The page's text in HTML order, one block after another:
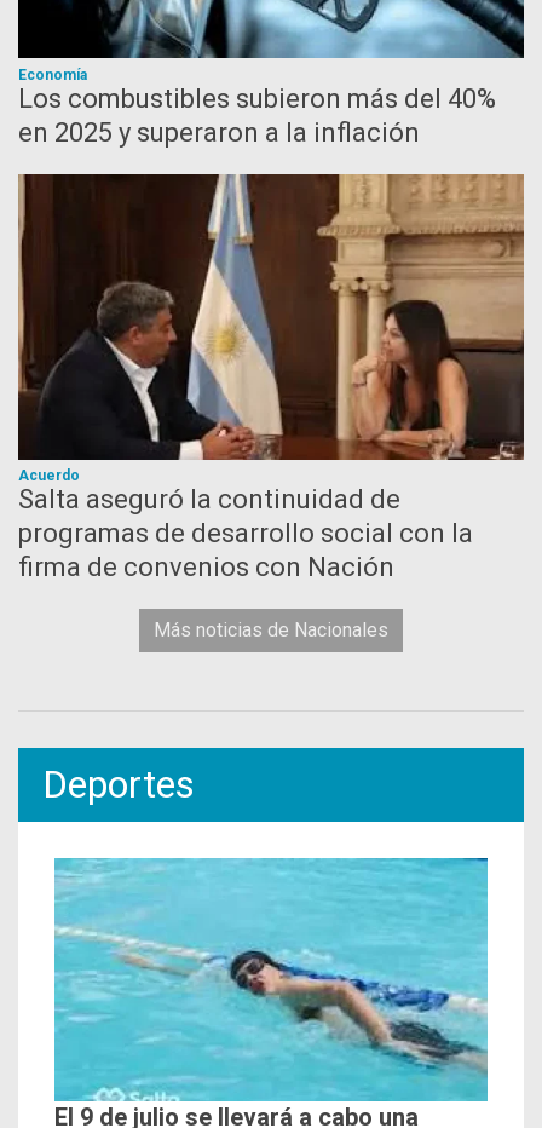
Economía
Los combustibles subieron más del 40%
en 2025 y superaron a la inflación
Acuerdo
Salta aseguró la continuidad de
programas de desarrollo social con la
firma de convenios con Nación
Más noticias de Nacionales
Deportes
El 9 de julio se llevará a cabo una